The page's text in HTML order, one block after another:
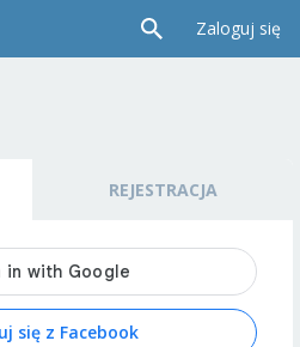
Zaloguj się
REJESTRACJA
się z Facebook